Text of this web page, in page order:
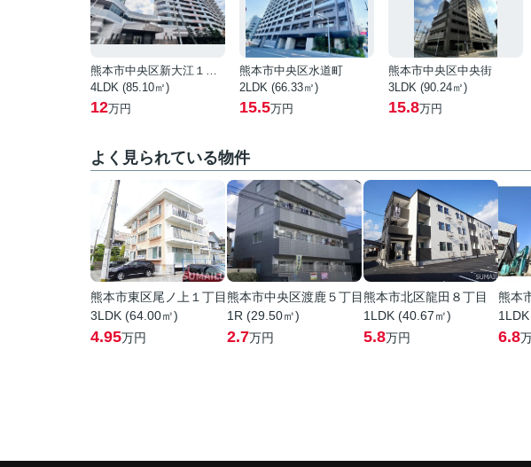
熊本市中央区新大江１丁目
4LDK (85.10㎡)
12万円
熊本市中央区水道町
2LDK (66.33㎡)
15.5万円
熊本市中央区中央街
3LDK (90.24㎡)
15.8万円
よく見られている物件
熊本市東区尾ノ上１丁目
3LDK (64.00㎡)
4.95万円
熊本市中央区渡鹿５丁目
1R (29.50㎡)
2.7万円
熊本市北区龍田８丁目
1LDK (40.67㎡)
5.8万円
熊本
6.8